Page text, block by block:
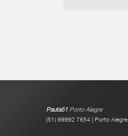
Pauta51Porto Alegre
(51) 99992 7654 | Porto Alegre